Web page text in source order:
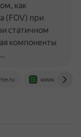
как
(FOV) при
статичном
компоненты